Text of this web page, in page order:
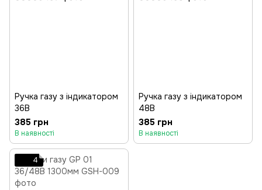
Ручка газу з індикатором
36В
385 грн
В наявності
Ручка газу з індикатором
48В
385 грн
В наявності
4